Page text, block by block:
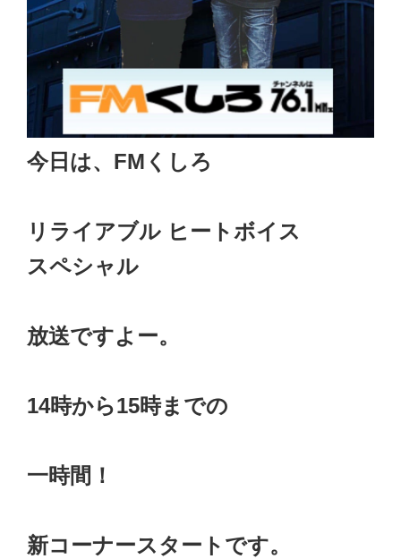
今日は、FMくしろ
リライアブル ヒートボイス
スペシャル
放送ですよー。
14時から15時までの
一時間！
新コーナースタートです。